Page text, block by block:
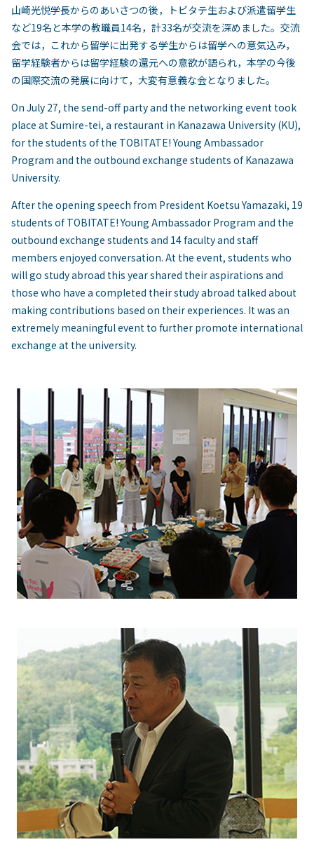
山崎光悦学長からのあいさつの後，トビタテ生および派遣留学生
など19名と本学の教職員14名，計33名が交流を深めました。交流
会では，これから留学に出発する学生からは留学への意気込み，
留学経験者からは留学経験の還元への意欲が語られ，本学の今後
の国際交流の発展に向けて，大変有意義な会となりました。
On July 27, the send-off party and the networking event took
place at Sumire-tei, a restaurant in Kanazawa University (KU),
for the students of the TOBITATE! Young Ambassador
Program and the outbound exchange students of Kanazawa
University.
After the opening speech from President Koetsu Yamazaki, 19
students of TOBITATE! Young Ambassador Program and the
outbound exchange students and 14 faculty and staff
members enjoyed conversation. At the event, students who
will go study abroad this year shared their aspirations and
those who have a completed their study abroad talked about
making contributions based on their experiences. It was an
extremely meaningful event to further promote international
exchange at the university.